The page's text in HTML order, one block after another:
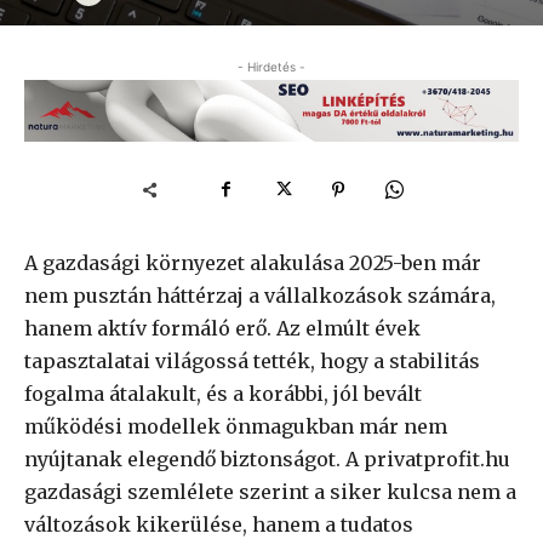
- Hirdetés -
A gazdasági környezet alakulása 2025-ben már
nem pusztán háttérzaj a vállalkozások számára,
hanem aktív formáló erő. Az elmúlt évek
tapasztalatai világossá tették, hogy a stabilitás
fogalma átalakult, és a korábbi, jól bevált
működési modellek önmagukban már nem
nyújtanak elegendő biztonságot. A privatprofit.hu
gazdasági szemlélete szerint a siker kulcsa nem a
változások kikerülése, hanem a tudatos